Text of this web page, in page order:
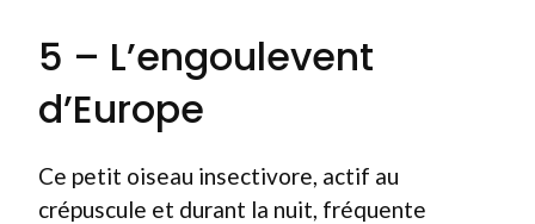
5 – L’engoulevent
d’Europe
Ce petit oiseau insectivore, actif au
crépuscule et durant la nuit, fréquente